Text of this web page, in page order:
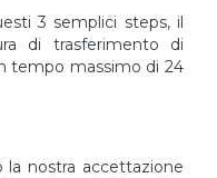
3 semplici steps, il
di trasferimento di
tempo massimo di 24
nostra accettazione